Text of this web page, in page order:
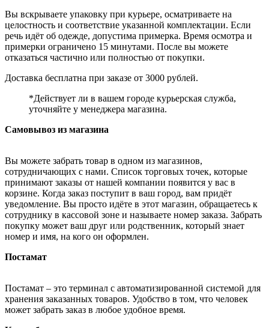
Вы вскрываете упаковку при курьере, осматриваете на
целостность и соответствие указанной комплектации. Если
речь идёт об одежде, допустима примерка. Время осмотра и
примерки ограничено 15 минутами. После вы можете
отказаться частично или полностью от покупки.
Доставка бесплатна при заказе от 3000 рублей.
*Действует ли в вашем городе курьерская служба,
уточняйте у менеджера магазина.
Самовывоз из магазина
Вы можете забрать товар в одном из магазинов,
сотрудничающих с нами. Список торговых точек, которые
принимают заказы от нашей компании появится у вас в
корзине. Когда заказ поступит в ваш город, вам придёт
уведомление. Вы просто идёте в этот магазин, обращаетесь к
сотруднику в кассовой зоне и называете номер заказа. Забрать
покупку может ваш друг или родственник, который знает
номер и имя, на кого он оформлен.
Постамат
Постамат – это терминал с автоматизированной системой для
хранения заказанных товаров. Удобство в том, что человек
может забрать заказ в любое удобное время.